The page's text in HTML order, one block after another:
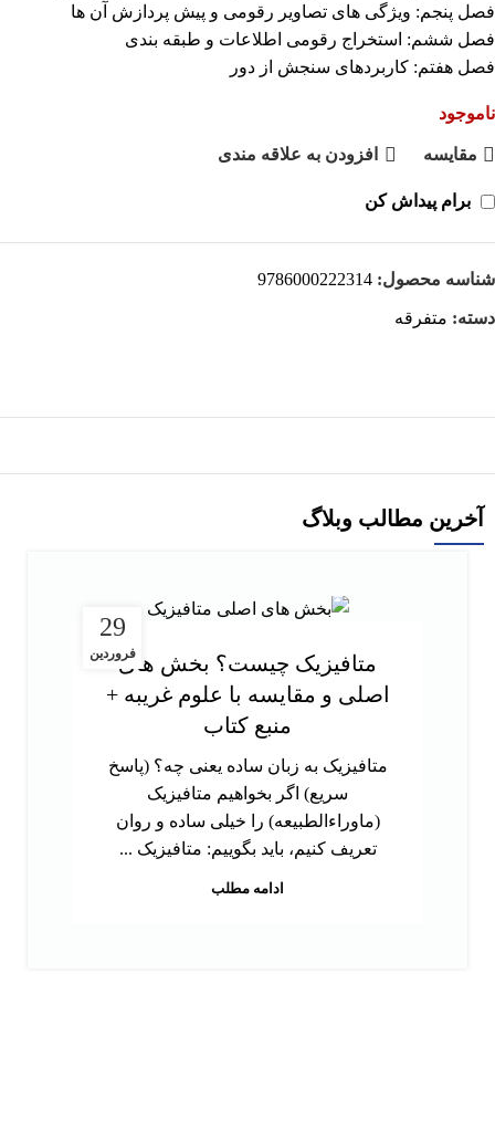
فصل پنجم: ویژگی های تصاویر رقومی و پیش پردازش آن ها
فصل ششم: استخراج رقومی اطلاعات و طبقه بندی
فصل هفتم: کاربردهای سنجش از دور
ناموجود
مقايسه افزودن به علاقه مندی
برام پیداش کن
شناسه محصول: 9786000222314‬‬
دسته: متفرقه
آخرین مطالب وبلاگ
29
فروردینمتافیزیک چیست؟ بخش های
اصلی و مقایسه با علوم غریبه +
منبع کتاب
متافیزیک به زبان ساده یعنی چه؟ (پاسخ
سریع) اگر بخواهیم متافیزیک
(ماوراءالطبیعه) را خیلی ساده و روان
تعریف کنیم، باید بگوییم: متافیزیک ...
ادامه مطلب